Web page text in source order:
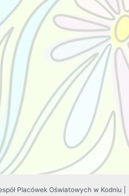
Placówek Oświatowych w Kodniu |